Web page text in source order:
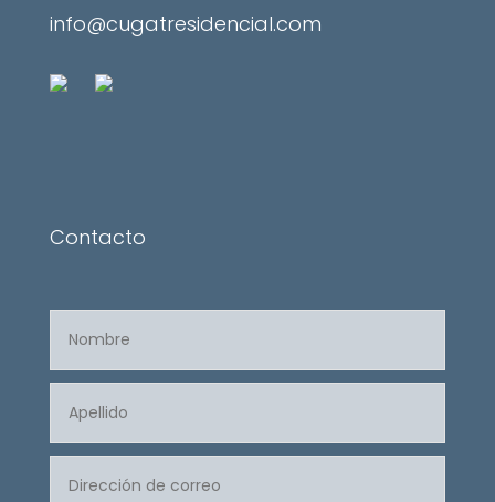
info@cugatresidencial.com
Contacto